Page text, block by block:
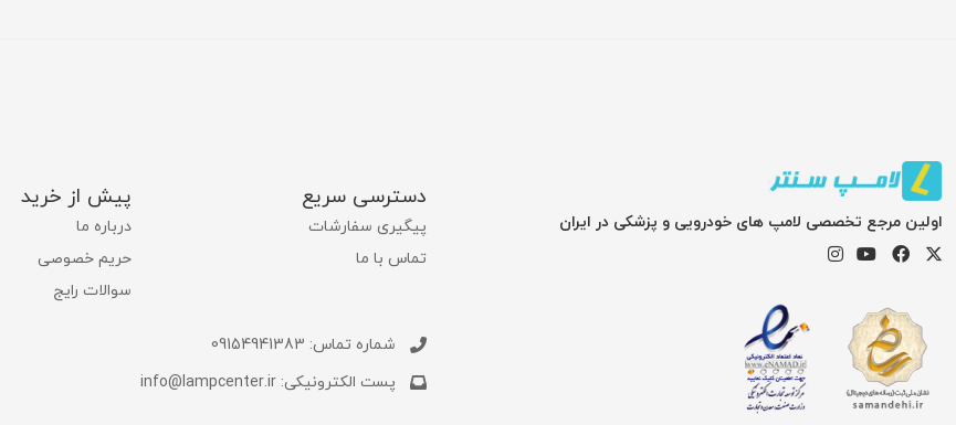
اولین مرجع تخصصی لامپ های خودرویی و پزشکی در ایران
دسترسی سریع
پیگیری سفارشات
تماس با ما
پیش از خرید
درباره ما
حریم خصوصی
سوالات رایج
شماره تماس: 09154941383
پست الکترونیکی: info@lampcenter.ir